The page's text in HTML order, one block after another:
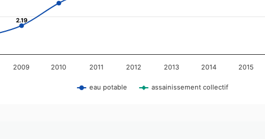
2.19
2.19
eau potable assainissement collectif
2009 2010 2011 2012 2013 2014 2015